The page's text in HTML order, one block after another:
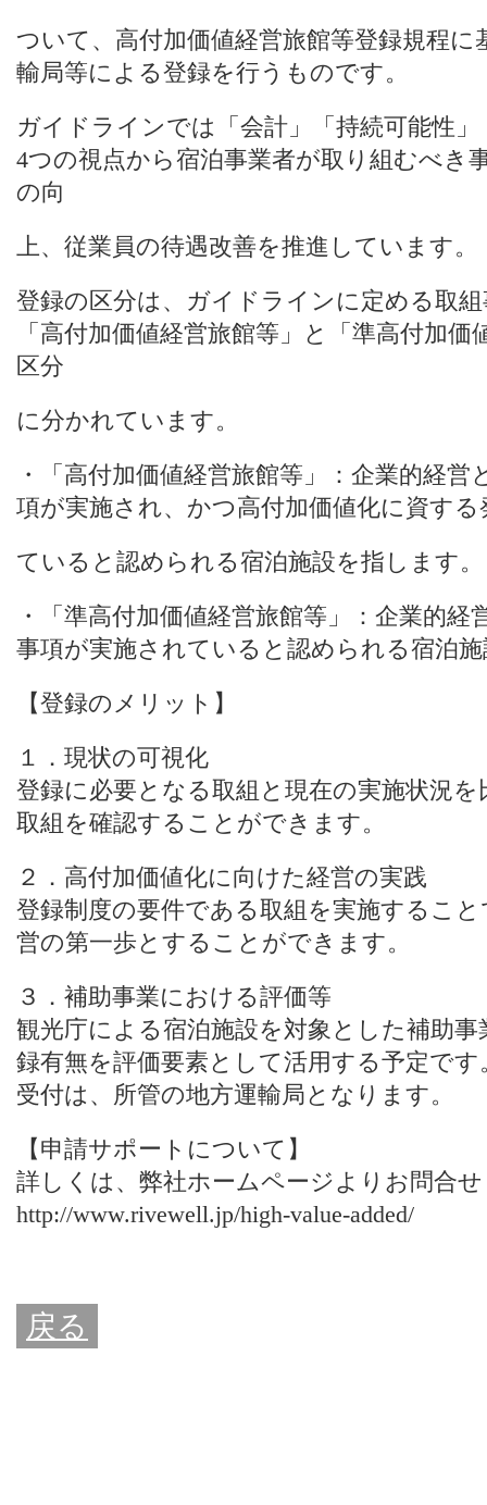
ついて、高付加価値経営旅館等登録規程
輸局等による登録を行うものです。
ガイドラインでは「会計」「持続可能性
4つの視点から宿泊事業者が取り組むべき
の向
上、従業員の待遇改善を推進しています。
登録の区分は、ガイドラインに定める取
「高付加価値経営旅館等」と「準高付加
区分
に分かれています。
・「高付加価値経営旅館等」：企業的経
項が実施され、かつ高付加価値化に資す
ていると認められる宿泊施設を指します。
・「準高付加価値経営旅館等」：企業的
事項が実施されていると認められる宿泊
【登録のメリット】
１．現状の可視化
登録に必要となる取組と現在の実施状況
取組を確認することができます。
２．高付加価値化に向けた経営の実践
登録制度の要件である取組を実施するこ
営の第一歩とすることができます。
３．補助事業における評価等
観光庁による宿泊施設を対象とした補助
録有無を評価要素として活用する予定です
受付は、所管の地方運輸局となります。
【申請サポートについて】
詳しくは、 弊社ホームページよりお問合
http://www.rivewell.jp/high-value-added/
戻る